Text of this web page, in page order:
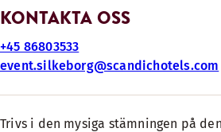
KONTAKTA OSS
+45 86803533
event.silkeborg@scandichotels.com
Trivs i den mysiga stämningen på